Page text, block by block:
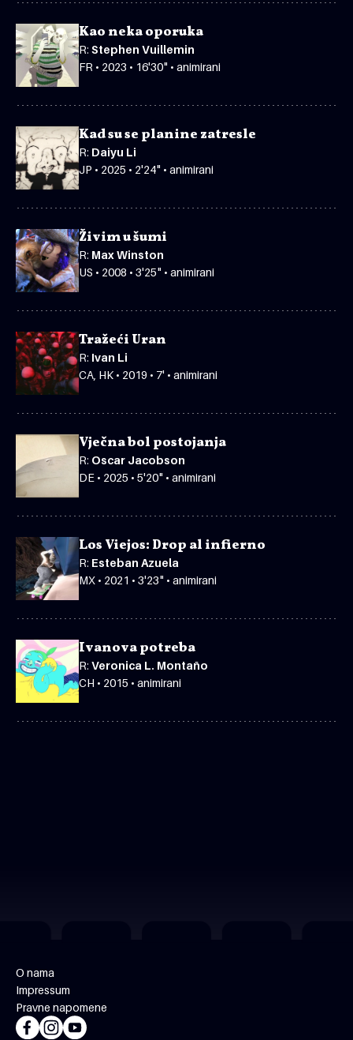
Kao neka oporuka
R: Stephen Vuillemin
FR • 2023 • 16'30" • animirani
Kad su se planine zatresle
R: Daiyu Li
JP • 2025 • 2'24" • animirani
Živim u šumi
R: Max Winston
US • 2008 • 3'25" • animirani
Tražeći Uran
R: Ivan Li
CA, HK • 2019 • 7' • animirani
Vječna bol postojanja
R: Oscar Jacobson
DE • 2025 • 5'20" • animirani
Los Viejos: Drop al infierno
R: Esteban Azuela
MX • 2021 • 3'23" • animirani
Ivanova potreba
R: Veronica L. Montaño
CH • 2015 • animirani
O nama
Impressum
Pravne napomene